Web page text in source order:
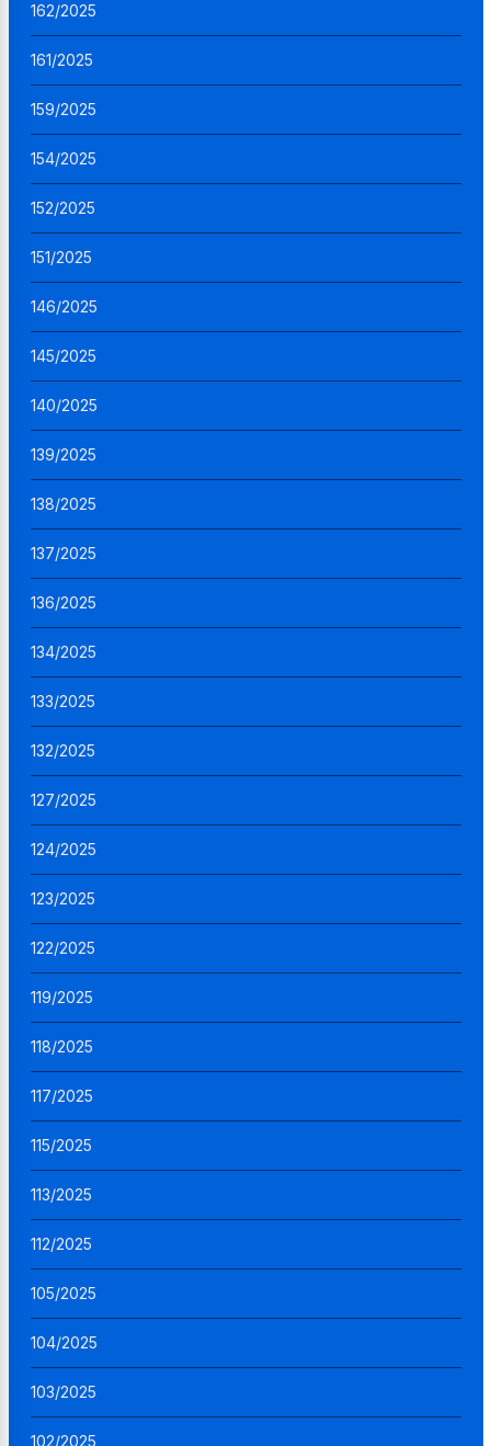
162/2025
161/2025
159/2025
154/2025
152/2025
151/2025
146/2025
145/2025
140/2025
139/2025
138/2025
137/2025
136/2025
134/2025
133/2025
132/2025
127/2025
124/2025
123/2025
122/2025
119/2025
118/2025
117/2025
115/2025
113/2025
112/2025
105/2025
104/2025
103/2025
102/2025